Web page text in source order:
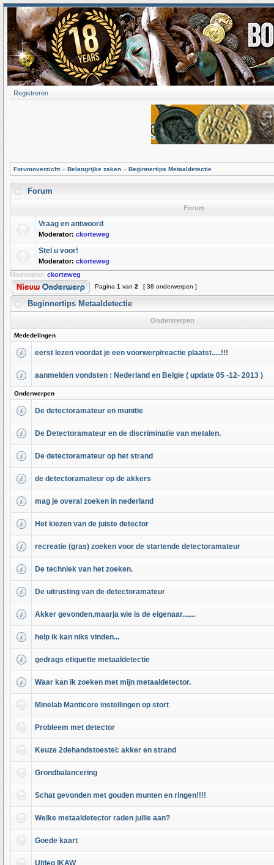
Registreren
Forumoverzicht» Belangrijke zaken » Beginnertips Metaaldetectie
Forum
Forum
Vraag en antwoord
Moderator: ckorteweg
Stel u voor!
Moderator: ckorteweg
Moderator: ckorteweg
Pagina 1 van 2 [ 38 onderwerpen ]
Beginnertips Metaaldetectie
Onderwerpen
Mededelingen
eerst lezen voordat je een voorwerp/reactie plaatst.....!!!
aanmelden vondsten : Nederland en Belgie ( update 05 -12- 2013 )
Onderwerpen
De detectoramateur en munitie
De Detectoramateur en de discriminatie van metalen.
De detectoramateur op het strand
de detectoramateur op de akkers
mag je overal zoeken in nederland
Het kiezen van de juiste detector
recreatie (gras) zoeken voor de startende detectoramateur
De techniek van het zoeken.
De uitrusting van de detectoramateur
Akker gevonden,maarja wie is de eigenaar.......
help ik kan niks vinden...
gedrags etiquette metaaldetectie
Waar kan ik zoeken met mijn metaaldetector.
Minelab Manticore instellingen op stort
Probleem met detector
Keuze 2dehandstoestel: akker en strand
Grondbalancering
Schat gevonden met gouden munten en ringen!!!!
Welke metaaldetector raden jullie aan?
Goede kaart
Uitleg IKAW